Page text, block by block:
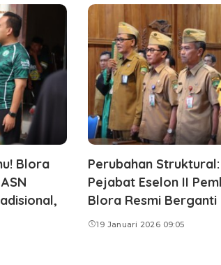
Blora
Perubahan
Pejabat Eselon II
Blora Resmi Berganti
19 Januari 2026 09:05